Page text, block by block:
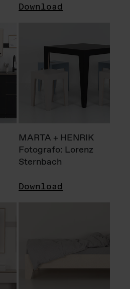
Download
MARTA + HENRIK
Fotografo: Lorenz
Sternbach
Download